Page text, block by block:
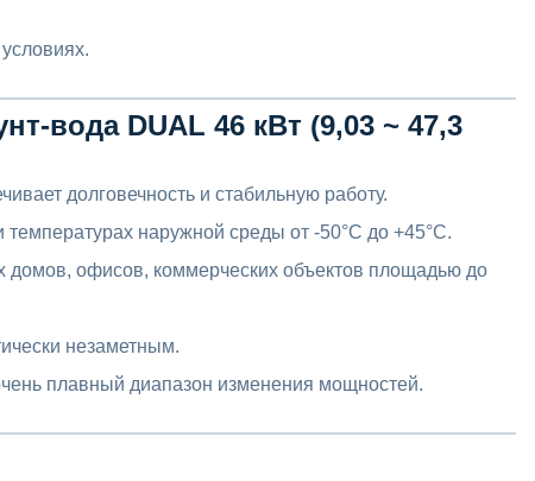
вода DUAL 46 кВт (9,03 ~ 47,3
долговечность и стабильную работу.
наружной среды от -50°C до +45°C.
домов, офисов, коммерческих объектов площадью до
незаметным.
плавный диапазон изменения мощностей.